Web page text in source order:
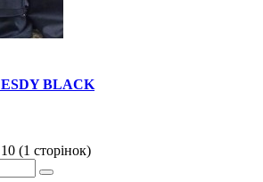
ESDY BLACK
(1 сторінок)